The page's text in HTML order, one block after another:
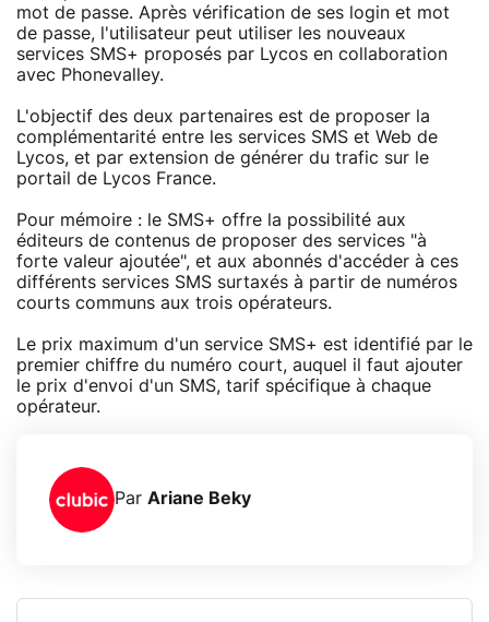
mot de passe. Après vérification de ses login et mot
de passe, l'utilisateur peut utiliser les nouveaux
services SMS+ proposés par Lycos en collaboration
avec Phonevalley.
L'objectif des deux partenaires est de proposer la
complémentarité entre les services SMS et Web de
Lycos, et par extension de générer du trafic sur le
portail de Lycos France.
Pour mémoire : le SMS+ offre la possibilité aux
éditeurs de contenus de proposer des services "à
forte valeur ajoutée", et aux abonnés d'accéder à ces
différents services SMS surtaxés à partir de numéros
courts communs aux trois opérateurs.
Le prix maximum d'un service SMS+ est identifié par le
premier chiffre du numéro court, auquel il faut ajouter
le prix d'envoi d'un SMS, tarif spécifique à chaque
opérateur.
Par Ariane Beky